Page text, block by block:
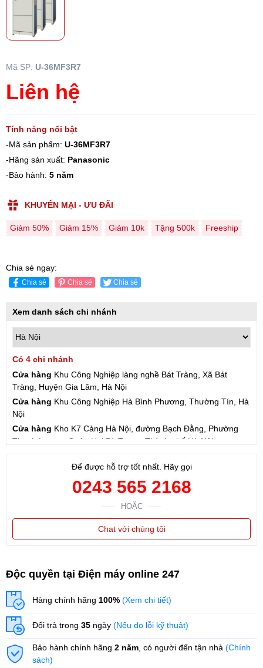
Mã SP: U-36MF3R7
Liên hệ
Tính năng nổi bật
-Mã sản phẩm: U-36MF3R7
-Hãng sản xuất: Panasonic
-Bảo hành: 5 năm
KHUYẾN MẠI - ƯU ĐÃI
Giảm 50% Giảm 15% Giảm 10k Tặng 500k Freeship
Chia sẻ ngay:
Chia sẻ Chia sẻ Chia sẻ
Xem danh sách chi nhánh
Có 4 chi nhánh
Cửa hàng Khu Công Nghiệp làng nghề Bát Tràng, Xã Bát
Tràng, Huyện Gia Lâm, Hà Nội
Cửa hàng Khu Công Nghiệp Hà Bình Phương, Thường Tín, Hà
Nội
Cửa hàng Kho K7 Cảng Hà Nội, đường Bạch Đằng, Phường
Thanh Lương, Quận Hai Bà Trưng, Thành phố Hà Nội
Để được hỗ trợ tốt nhất. Hãy gọi
0243 565 2168
HOẶC
Chat với chúng tôi
Độc quyền tại Điện máy online 247
Hàng chính hãng 100% (Xem chi tiết)
Đổi trả trong 35 ngày (Nếu do lỗi kỹ thuật)
Bảo hành chính hãng 2 năm , có người đến tận nhà (Chính
sách)